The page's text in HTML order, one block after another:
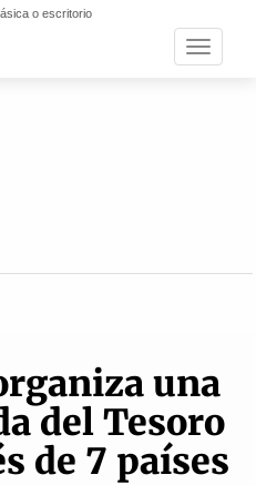
o escritorio
Toggle
una
del Tesoro
de 7 países